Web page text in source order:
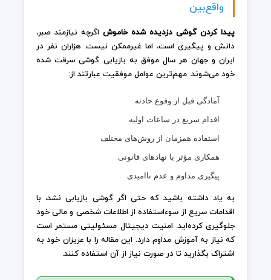
واقع‌بین
پیدا کردن گوشی دزدیده شده خاموش اگرچه نیازمند صبر،
دانش و پیگیری است، اما غیرممکن نیست. هزاران نفر در
ایران و جهان هر سال موفق به بازیابی گوشی سرقت شده
خود می‌شوند. مهم‌ترین عوامل موفقیت عبارتند از:
آمادگی قبل از وقوع حادثه
اقدام سریع در ساعات اولیه
استفاده همزمان از روش‌های مختلف
همکاری مؤثر با نهادهای قانونی
پیگیری مداوم و عدم ناامیدی
به یاد داشته باشید که حتی اگر گوشی بازیابی نشد، با
اقدامات سریع از سوءاستفاده از اطلاعات شخصی و مالی خود
جلوگیری کرده‌اید. امنیت دیجیتال مسئولیتی مستمر است
که نیاز به آموزش مداوم دارد. این مقاله را با عزیزان خود به
اشتراک بگذارید تا در صورت نیاز از آن استفاده کنند.